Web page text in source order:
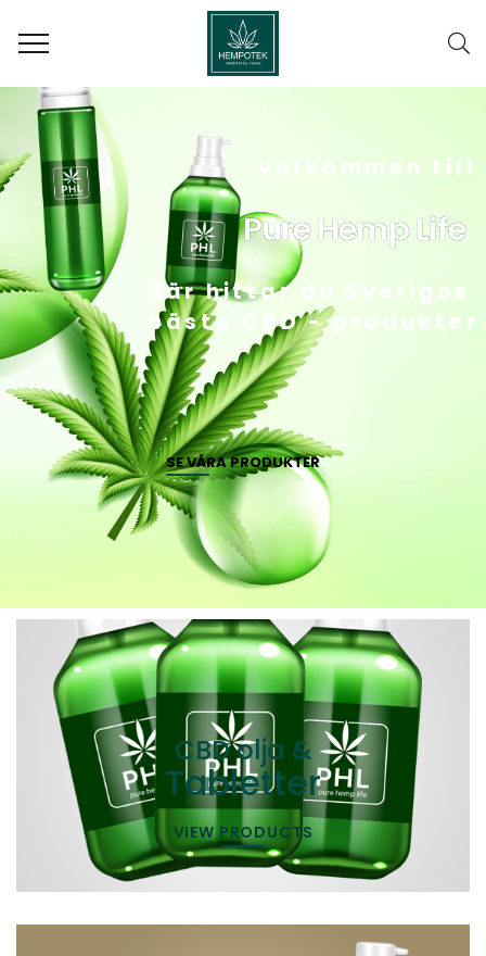
Pure Hemp Life
välkommen till
SE VÅRA PRODUKTER
Här hittar du Sveriges
bästa CBD - produkter
CBD olja &
Tabletter
VIEW PRODUCTS